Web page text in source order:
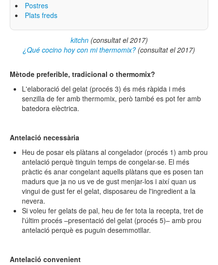
Postres
Plats freds
kitchn(consultat el 2017)
¿Qué cocino hoy con mi thermomix? (consultat el 2017)
Mètode preferible, tradicional o thermomix?
L'elaboració del gelat (procés 3) és més ràpida i més
senzilla de fer amb thermomix, però també es pot fer amb
batedora elèctrica.
Antelació necessària
Heu de posar els plàtans al congelador (procés 1) amb prou
antelació perquè tinguin temps de congelar-se. El més
pràctic és anar congelant aquells plàtans que es posen tan
madurs que ja no us ve de gust menjar-los i així quan us
vingui de gust fer el gelat, disposareu de l'ingredient a la
nevera.
Si voleu fer gelats de pal, heu de fer tota la recepta, tret de
l'últim procés –presentació del gelat (procés 5)– amb prou
antelació perquè es puguin desemmotllar.
Antelació convenient